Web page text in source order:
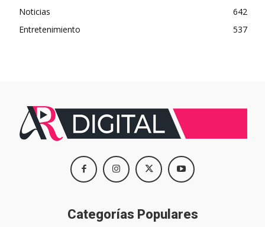
Noticias
642
Entretenimiento
537
Categorías Populares